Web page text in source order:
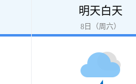
明天白天
8日（周六）